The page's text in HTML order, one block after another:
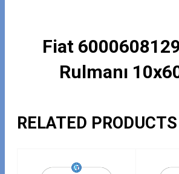
Fiat
Rulmanı
RELATED PRODUCTS